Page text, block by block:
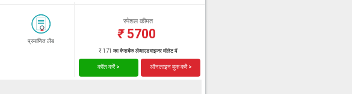
प्रमाणित लैब
स्पेशल कीमत
₹5700
₹ 171 का कैशबैक लैब्सएडवाइजर वॉलेट में
कॉल करें > ऑनलाइन बुक करें >